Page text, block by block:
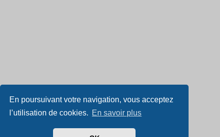
En poursuivant votre navigation, vous acceptez
l’utilisation de cookies. En savoir plus